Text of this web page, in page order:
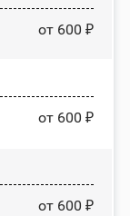
от 600 ₽
от 600 ₽
от 600 ₽